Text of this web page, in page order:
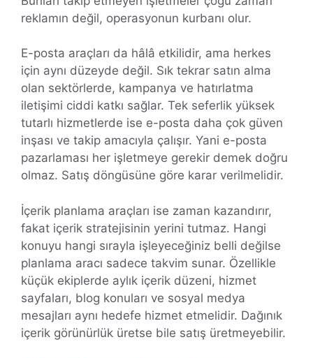
reklamın değil, operasyonun kurbanı olur.
E-posta araçları da hâlâ etkilidir, ama herkes
için aynı düzeyde değil. Sık tekrar satın alma
olan sektörlerde, kampanya ve hatırlatma
iletişimi ciddi katkı sağlar. Tek seferlik yüksek
tutarlı hizmetlerde ise e-posta daha çok güven
inşası ve takip amacıyla çalışır. Yani e-posta
pazarlaması her işletmeye gerekir demek doğru
olmaz. Satış döngüsüne göre karar verilmelidir.
İçerik planlama araçları ise zaman kazandırır,
fakat içerik stratejisinin yerini tutmaz. Hangi
konuyu hangi sırayla işleyeceğiniz belli değilse
planlama aracı sadece takvim sunar. Özellikle
küçük ekiplerde aylık içerik düzeni, hizmet
sayfaları, blog konuları ve sosyal medya
mesajları aynı hedefe hizmet etmelidir. Dağınık
içerik görünürlük üretse bile satış üretmeyebilir.